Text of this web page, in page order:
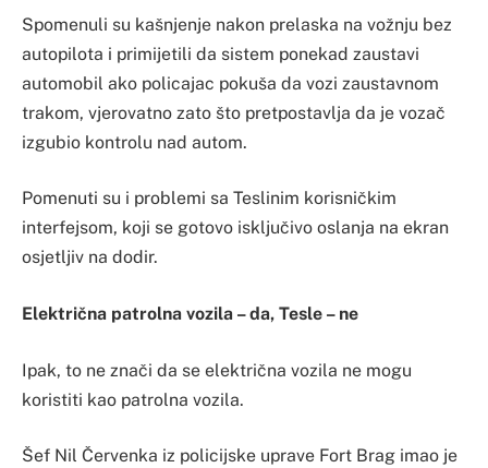
Spomenuli su kašnjenje nakon prelaska na vožnju bez
autopilota i primijetili da sistem ponekad zaustavi
automobil ako policajac pokuša da vozi zaustavnom
trakom, vjerovatno zato što pretpostavlja da je vozač
izgubio kontrolu nad autom.
Pomenuti su i problemi sa Teslinim korisničkim
interfejsom, koji se gotovo isključivo oslanja na ekran
osjetljiv na dodir.
Električna patrolna vozila – da, Tesle – ne
Ipak, to ne znači da se električna vozila ne mogu
koristiti kao patrolna vozila.
Šef Nil Červenka iz policijske uprave Fort Brag imao je